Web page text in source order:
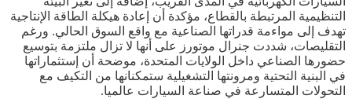
التنظيمية المرتبطة بالقطاع، مؤكدة أن إعادة هيكلة الطاقة الإنتاجية
تهدف إلى مواءمة قدراتها الصناعية مع واقع السوق الحالي. ورغم
التقليصات، شددت جنرال موتورز على أنها لا تزال ملتزمة بتوسيع
حضورها الصناعي داخل الولايات المتحدة، موضحة أن إستثماراتها
في البنية التحتية ومرونتها التشغيلية ستمكنانها من التكيف مع
التحولات المتسارعة في صناعة السيارات عالميا.